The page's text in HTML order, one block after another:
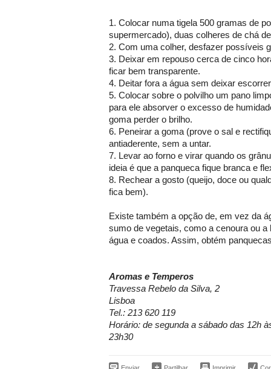
1. Colocar numa tigela 500 gramas de
supermercado), duas colheres de chá
2. Com uma colher, desfazer possíveis
3. Deixar em repouso cerca de cinco
ficar bem transparente.
4. Deitar fora a água sem deixar
5. Colocar sobre o polvilho um pano
para ele absorver o excesso de
goma perder o brilho.
6. Peneirar a goma (prove o sal e
antiaderente, sem a untar.
7. Levar ao forno e virar quando os
ideia é que a panqueca fique branca e
8. Rechear a gosto (queijo, doce ou
fica bem).
Existe também a opção de, em vez da
sumo de vegetais, como a cenoura ou
água e coados. Assim, obtém
Aromas e Temperos
Travessa Rebelo da Silva, 2
Lisboa
Tel.: 213 620 119
Horário: de segunda a sábado das 12h
23h30